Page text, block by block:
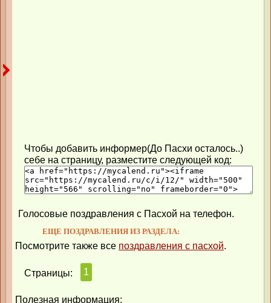
Чтобы добавить информер(До Пасхи осталось..)
себе на страницу, разместите следующей код:
Голосовые поздравления с Пасхой на телефон.
ЕЩЕ ПОЗДРАВЛЕНИЯ ИЗ РАЗДЕЛА:
Посмотрите также все поздравления с пасхой.
Страницы: 1
Полезная информация: